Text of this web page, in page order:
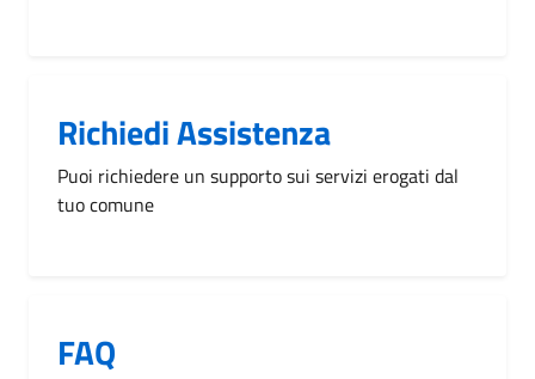
Richiedi Assistenza
Puoi richiedere un supporto sui servizi erogati dal
tuo comune
FAQ